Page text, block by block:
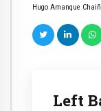
Hugo Amanque
Left